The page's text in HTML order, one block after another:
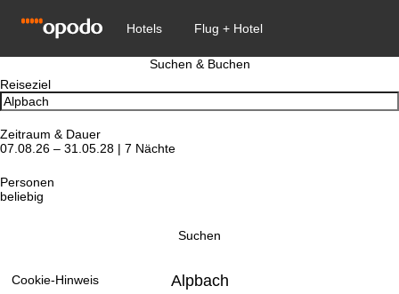
Cookie-Hinweis
Suchen & Buchen
Reiseziel
Zeitraum & Dauer
07.08.26 – 31.05.28 | 7 Nächte
Personen
beliebig
Suchen
Alpbach